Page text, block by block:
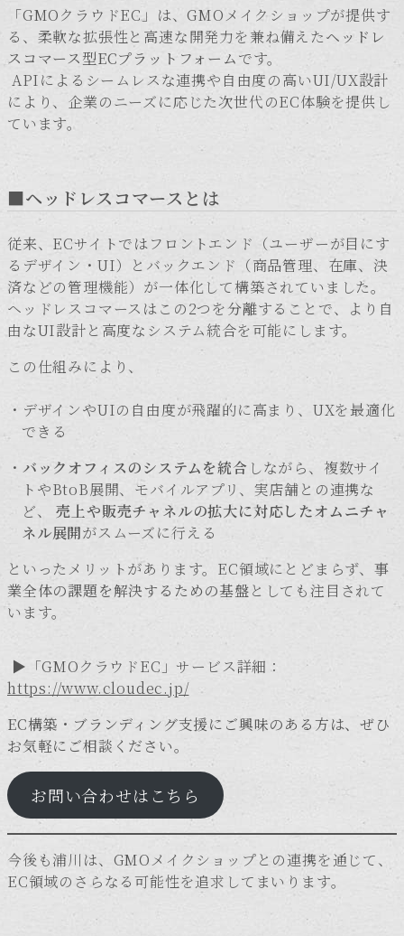
「GMOクラウドEC」は、GMOメイクショップが提供す
る、柔軟な拡張性と高速な開発力を兼ね備えたヘッドレ
スコマース型ECプラットフォームです。
APIによるシームレスな連携や自由度の高いUI/UX設計
により、企業のニーズに応じた次世代のEC体験を提供し
ています。
■ヘッドレスコマースとは
従来、ECサイトではフロントエンド（ユーザーが目にす
るデザイン・UI）とバックエンド（商品管理、在庫、決
済などの管理機能）が一体化して構築されていました。
ヘッドレスコマースはこの2つを分離することで、より自
由なUI設計と高度なシステム統合を可能にします。
この仕組みにより、
デザインやUIの自由度が飛躍的に高まり、UXを最適化
できる
バックオフィスのシステムを統合 しながら、複数サイ
トやBtoB展開、モバイルアプリ、実店舗との連携な
ど、売上や販売チャネルの拡大に対応したオムニチャ
ネル展開がスムーズに行える
といったメリットがあります。EC領域にとどまらず、 事
業全体の課題を解決するための基盤としても注目されて
います。
▶「GMOクラウドEC」サービス詳細：
https://www.cloudec.jp/
EC構築・ブランディング支援にご興味のある方は、ぜひ
お気軽にご相談ください。
お問い合わせはこちら
今後も浦川は、GMOメイクショップとの連携を通じて、
EC領域のさらなる可能性を追求してまいります。